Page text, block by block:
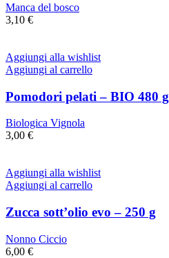
Manca del bosco
3,10 €
Aggiungi alla wishlist
Aggiungi al carrello
Pomodori pelati – BIO 480 g
Biologica Vignola
3,00 €
Aggiungi alla wishlist
Aggiungi al carrello
Zucca sott’olio evo – 250 g
Nonno Ciccio
6,00 €